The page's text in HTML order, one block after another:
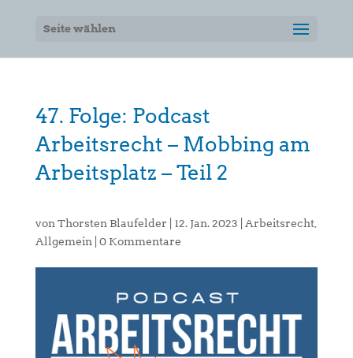
Seite wählen
47. Folge: Podcast
Arbeitsrecht – Mobbing am
Arbeitsplatz – Teil 2
von Thorsten Blaufelder 12. Jan. 2023 Arbeitsrecht,
Allgemein
0 Kommentare